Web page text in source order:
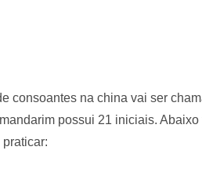
consoantes na china vai ser
possui 21 iniciais.